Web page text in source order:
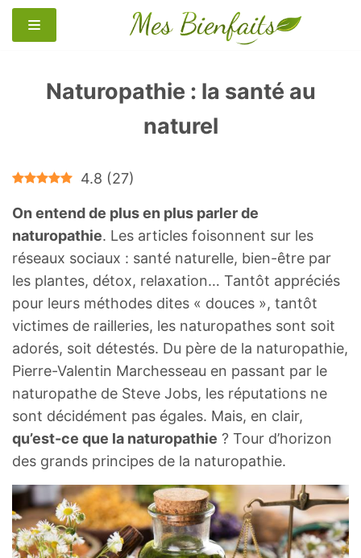
Aller
au
Naturopathie : la santé au
naturel
4.8 (27)
On entend de plus en plus parler de
naturopathie. Les articles foisonnent sur les
réseaux sociaux : santé naturelle, bien-être par
les plantes, détox, relaxation… Tantôt appréciés
pour leurs méthodes dites « douces », tantôt
victimes de railleries, les naturopathes sont soit
adorés, soit détestés. Du père de la naturopathie,
Pierre-Valentin Marchesseau en passant par le
naturopathe de Steve Jobs, les réputations ne
sont décidément pas égales. Mais, en clair,
qu’est-ce que la naturopathie ? Tour d’horizon
des grands principes de la naturopathie.